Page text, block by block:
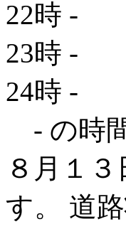
22時 -
23時 -
24時 -
- の時
８月１
す。 道